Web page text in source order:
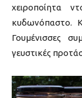
χειροποίητα
κυδωνόπαστο.
Γουμένισσες
γευστικές